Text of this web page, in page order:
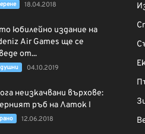
18.04.2018
юбилейно издание на
Air Games ще се
от...
04.10.2019
неизкачвани върхове:
ръб на Латок I
12.06.2018